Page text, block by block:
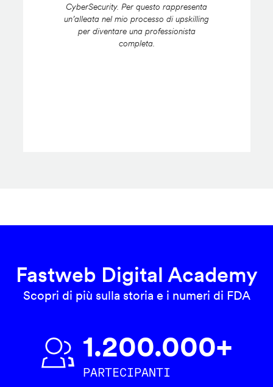
CyberSecurity. Per questo rappresenta
un’alleata nel mio processo di upskilling
per diventare una professionista
completa.
Fastweb Digital Academy
Scopri di più sulla storia e i numeri di FDA
1.200.000+
PARTECIPANTI